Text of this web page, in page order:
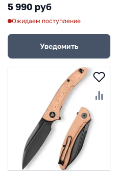
5 990 руб
Ожидаем поступление
Уведомить